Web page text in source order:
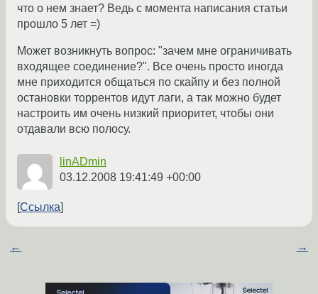
что о нем знает? Ведь с момента написания статьи
прошло 5 лет =)
Может возникнуть вопрос: "зачем мне ограничивать
входящее соединение?". Все очень просто иногда
мне приходится общаться по скайпу и без полной
остановки торрентов идут лаги, а так можно будет
настроить им очень низкий приоритет, чтобы они
отдавали всю полосу.
linADmin
03.12.2008 19:41:49 +00:00
Ссылка
← →